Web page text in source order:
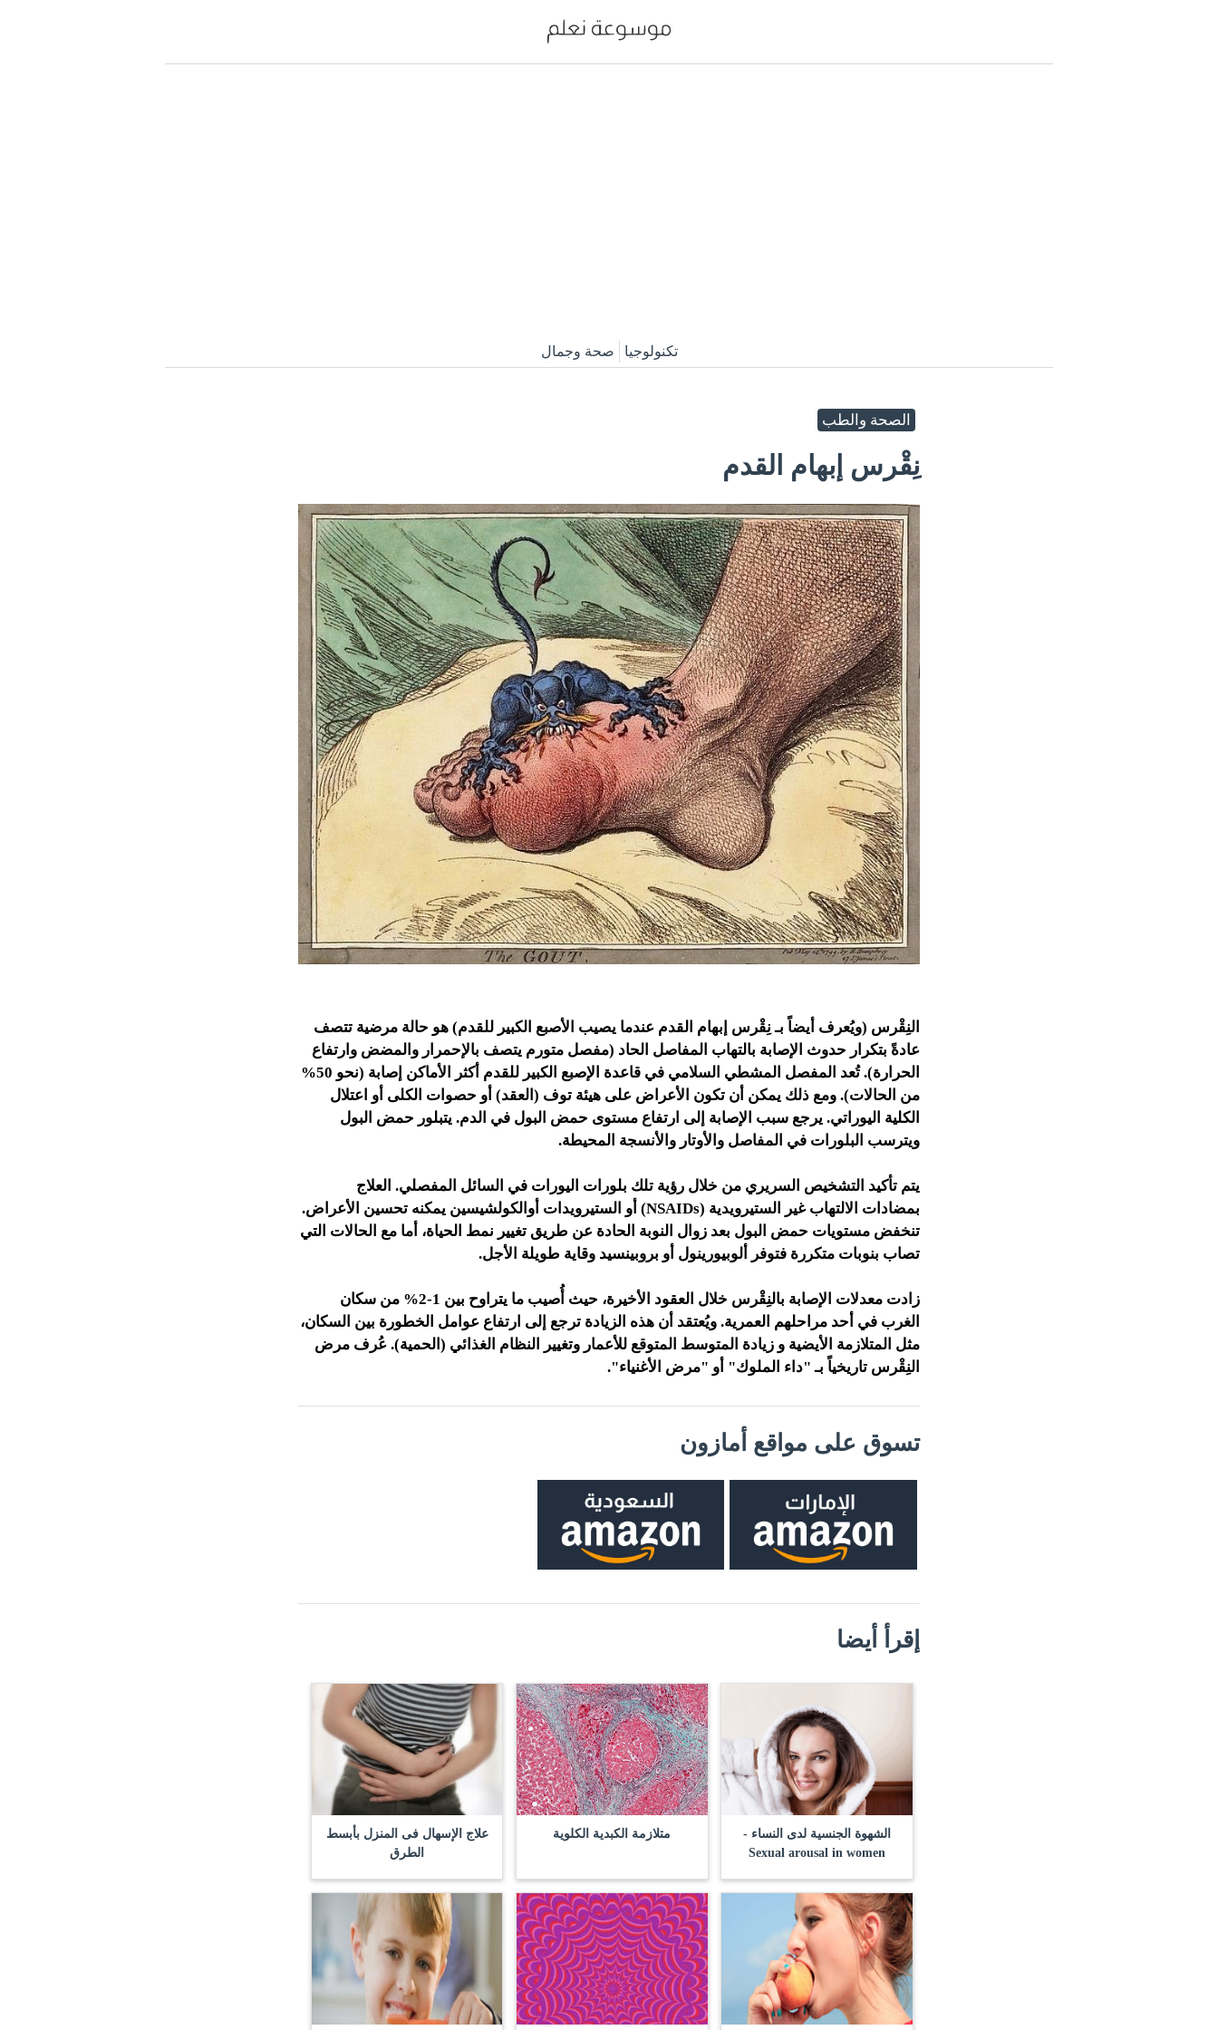
تكنولوجيا صحة وجمال
الصحة والطب
نِقْرس إبهام القدم
النِقْرس (ويُعرف أيضاً بـ نِقْرس إبهام القدم عندما يصيب الأصبع الكبير للقدم) هو حالة مرضية تتصف
عادةً بتكرار حدوث الإصابة بالتهاب المفاصل الحاد (مفصل متورم يتصف بالإحمرار والمضض وارتفاع
الحرارة). تُعد المفصل المشطي السلامي في قاعدة الإصبع الكبير للقدم أكثر الأماكن إصابة (نحو 50%
من الحالات). ومع ذلك يمكن أن تكون الأعراض على هيئة توف (العقد) أو حصوات الكلى أو اعتلال
الكلية اليوراتي. يرجع سبب الإصابة إلى ارتفاع مستوى حمض البول في الدم. يتبلور حمض البول
ويترسب البلورات في المفاصل والأوتار والأنسجة المحيطة.
يتم تأكيد التشخيص السريري من خلال رؤية تلك بلورات اليورات في السائل المفصلي. العلاج
بمضادات الالتهاب غير الستيرويدية (NSAIDs) أو الستيرويدات أوالكولشيسين يمكنه تحسين الأعراض.
تنخفض مستويات حمض البول بعد زوال النوبة الحادة عن طريق تغيير نمط الحياة، أما مع الحالات التي
تصاب بنوبات متكررة فتوفر ألوبيورينول أو بروبينسيد وقاية طويلة الأجل.
زادت معدلات الإصابة بالنِقْرس خلال العقود الأخيرة، حيث أُصيب ما يتراوح بين 1-2% من سكان
الغرب في أحد مراحلهم العمرية. ويُعتقد أن هذه الزيادة ترجع إلى ارتفاع عوامل الخطورة بين السكان،
مثل المتلازمة الأيضية و زيادة المتوسط المتوقع للأعمار وتغيير النظام الغذائي (الحمية). عُرف مرض
النِقْرس تاريخياً بـ "داء الملوك" أو "مرض الأغنياء".
تسوق على مواقع أمازون
إقرأ أيضا
الشهوة الجنسية لدى النساء -
Sexual arousal in women
متلازمة الكبدية الكلوية
علاج الإسهال فى المنزل بأبسط
الطرق